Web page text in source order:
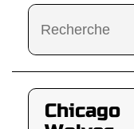
Chicago